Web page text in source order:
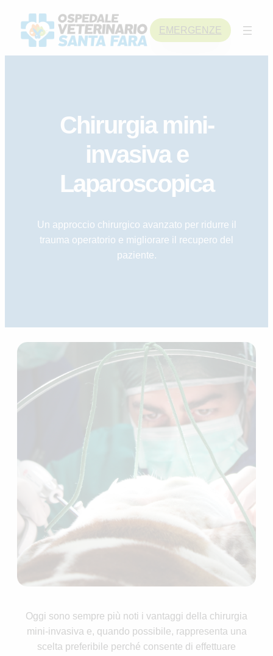
content
EMERGENZE
Chirurgia mini-
invasiva e
Laparoscopica
Un approccio chirurgico avanzato per ridurre il
trauma operatorio e migliorare il recupero del
paziente.
Oggi sono sempre più noti i vantaggi della chirurgia
mini-invasiva e, quando possibile, rappresenta una
scelta preferibile perché consente di effettuare